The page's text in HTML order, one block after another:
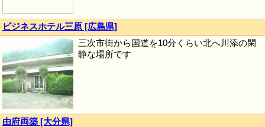
ビジネスホテル三原 [広島県]
三次市街から国道を10分くらい北へ川添の閑
静な場所です
由府両築 [大分県]